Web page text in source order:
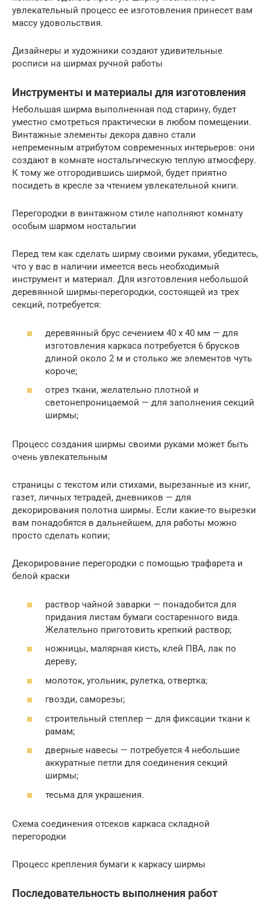
увлекательный процесс ее изготовления принесет вам
массу удовольствия.
Дизайнеры и художники создают удивительные
росписи на ширмах ручной работы
Инструменты и материалы для изготовления
Небольшая ширма выполненная под старину, будет
уместно смотреться практически в любом помещении.
Винтажные элементы декора давно стали
непременным атрибутом современных интерьеров: они
создают в комнате ностальгическую теплую атмосферу.
К тому же отгородившись ширмой, будет приятно
посидеть в кресле за чтением увлекательной книги.
Перегородки в винтажном стиле наполняют комнату
особым шармом ностальгии
Перед тем как сделать ширму своими руками, убедитесь,
что у вас в наличии имеется весь необходимый
инструмент и материал. Для изготовления небольшой
деревянной ширмы-перегородки, состоящей из трех
секций, потребуется:
деревянный брус сечением 40 х 40 мм — для
изготовления каркаса потребуется 6 брусков
длиной около 2 м и столько же элементов чуть
короче;
отрез ткани, желательно плотной и
светонепроницаемой — для заполнения секций
ширмы;
Процесс создания ширмы своими руками может быть
очень увлекательным
страницы с текстом или стихами, вырезанные из книг,
газет, личных тетрадей, дневников — для
декорирования полотна ширмы. Если какие-то вырезки
вам понадобятся в дальнейшем, для работы можно
просто сделать копии;
Декорирование перегородки с помощью трафарета и
белой краски
раствор чайной заварки — понадобится для
придания листам бумаги состаренного вида.
Желательно приготовить крепкий раствор;
ножницы, малярная кисть, клей ПВА, лак по
дереву;
молоток, угольник, рулетка, отвертка;
гвозди, саморезы;
строительный степлер — для фиксации ткани к
рамам;
дверные навесы — потребуется 4 небольшие
аккуратные петли для соединения секций
ширмы;
тесьма для украшения.
Схема соединения отсеков каркаса складной
перегородки
Процесс крепления бумаги к каркасу ширмы
Последовательность выполнения работ